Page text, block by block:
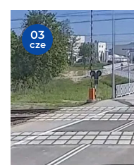
03
cze